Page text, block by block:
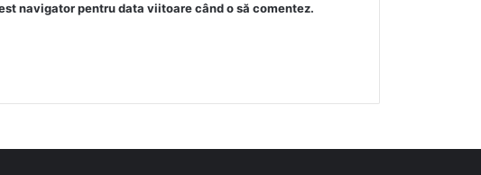
navigator pentru data viitoare când o să comentez.